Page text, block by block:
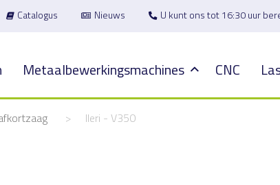
Catalogus Nieuws U kunt ons tot 16:30 uur
Metaalbewerkingsmachines CNC
> Ileri - V350